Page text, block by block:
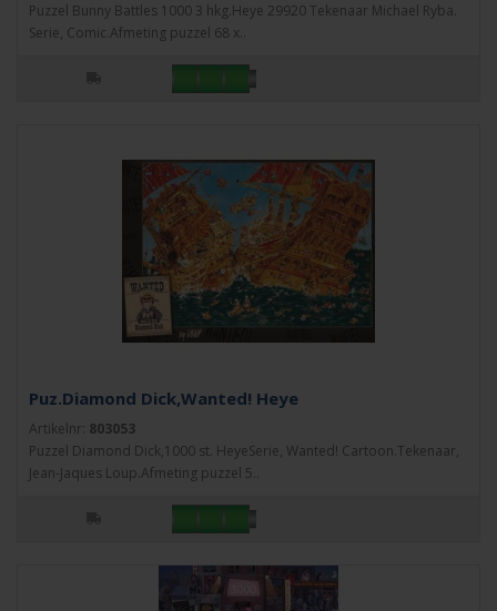
Puzzel Bunny Battles 1000 3 hkg.Heye 29920 Tekenaar Michael Ryba.
Serie, Comic.Afmeting puzzel 68 x..
Puz.Diamond Dick,Wanted! Heye
Artikelnr: 803053
Puzzel Diamond Dick,1000 st. HeyeSerie, Wanted! Cartoon.Tekenaar,
Jean-Jaques Loup.Afmeting puzzel 5..